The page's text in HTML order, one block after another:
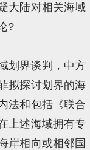
大陆对相关海域
?
划界谈判，中方
拟探讨划界的海
法和包括《联合
上述海域拥有专
岸相向或相邻国